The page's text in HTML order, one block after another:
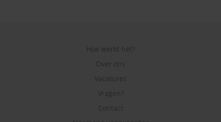
Hoe werkt het?
Over ons
Vacatures
Vragen?
Contact